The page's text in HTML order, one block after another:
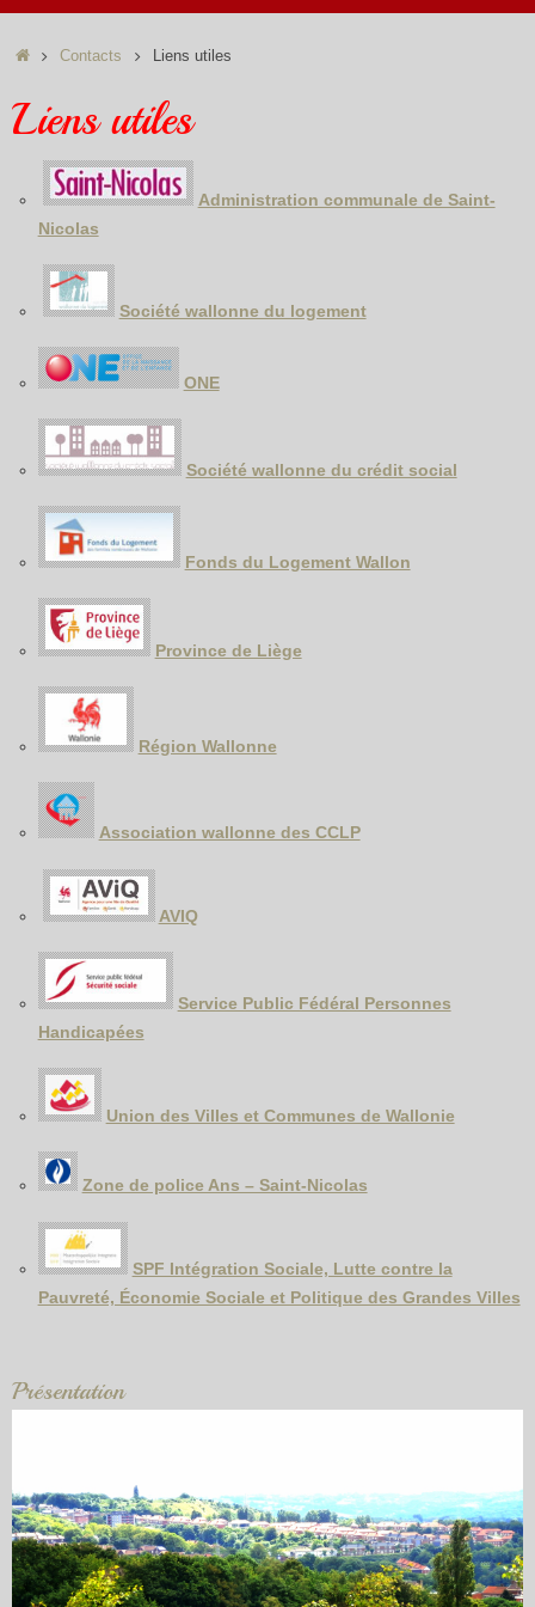
Accueil
Contacts Liens utiles
Liens utiles
Administration communale de Saint-
Nicolas
Société wallonne du logement
ONE
Société wallonne du crédit social
Fonds du Logement Wallon
Province de Liège
Région Wallonne
Association wallonne des CCLP
AVIQ
Service Public Fédéral Personnes
Handicapées
Union des Villes et Communes de Wallonie
Zone de police Ans – Saint-Nicolas
SPF Intégration Sociale, Lutte contre la
Pauvreté, Économie Sociale et Politique des Grandes Villes
Présentation